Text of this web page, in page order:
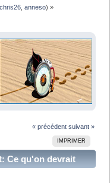
chris26 ,anneso) »
« précédent suivant »
IMPRIMER
Ce qu'on devrait